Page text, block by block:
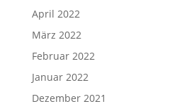
April 2022
März 2022
Februar 2022
Januar 2022
Dezember 2021